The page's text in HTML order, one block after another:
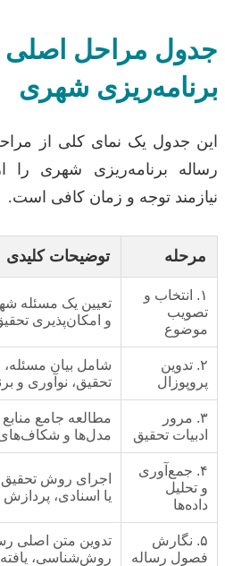
جدول مراحل اصلی
برنامه‌ریزی شهری
این جدول یک نمای کلی از
رساله برنامه‌ریزی شهری را
نیازمند توجه و زمان کافی است.
مرحله توضیحات کلیدی
۱. انتخاب و
تصویب
موضوع
تعیین یک مسئله
و امکان‌پذیری
۲. تدوین
پروپوزال
شامل بیان
تحقیق، نوآوری و
۳. مرور
ادبیات تحقیق
مطالعه جامع
مدل‌ها و
۴. جمع‌آوری
و تحلیل
داده‌ها
اجرای روش
یا اسنادی، پردازش
۵. نگارش
فصول رساله
تدوین متن اصلی
روش‌شناسی،